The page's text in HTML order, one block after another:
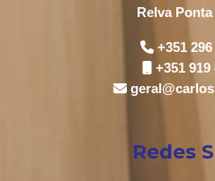
Relva
+351
+351 919
Redes